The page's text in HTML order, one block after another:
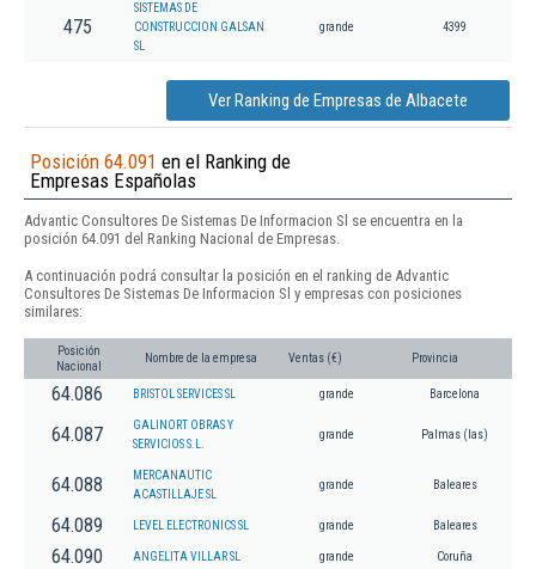
475
SISTEMAS DE
CONSTRUCCION GALSAN
SL
grande 4399
Ver Ranking de Empresas de Albacete
Posición 64.091 en el Ranking de
Empresas Españolas
Advantic Consultores De Sistemas De Informacion Sl se encuentra en la
posición 64.091 del Ranking Nacional de Empresas.
A continuación podrá consultar la posición en el ranking de Advantic
Consultores De Sistemas De Informacion Sl y empresas con posiciones
similares:
Posición
Nacional
Nombre de la empresa Ventas (€) Provincia
64.086 BRISTOL SERVICES SL grande Barcelona
64.087
GALINORT OBRAS Y
SERVICIOS S.L.
grande Palmas (las)
64.088
MERCANAUTIC
ACASTILLAJE SL
grande Baleares
64.089 LEVEL ELECTRONICS SL grande Baleares
64.090 ANGELITA VILLAR SL grande Coruña